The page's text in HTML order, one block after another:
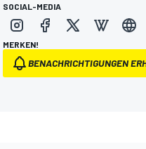
SOCIAL-MEDIA
MERKEN!
BENACHRICHTIGUNGEN